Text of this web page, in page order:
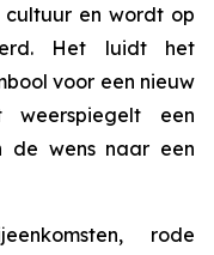
cultuur en wordt op
Het luidt het
voor een nieuw
weerspiegelt een
de wens naar een
rode